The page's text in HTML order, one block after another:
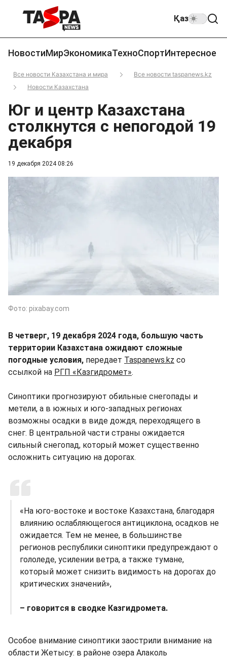
Қаз
НовостиМирЭкономикаТехноСпортИнтересное
Все новости Казахстана и мира
Все новости taspanews.kz
Новости Казахстана
19 декабря 2024 08:26
Юг и центр Казахстана
столкнутся с непогодой 19
декабря
Фото: pixabay.com
В четверг, 19 декабря 2024 года, большую часть
территории Казахстана ожидают сложные
погодные условия, передает Taspanews.kz со
ссылкой на РГП «Казгидромет».
Синоптики прогнозируют обильные снегопады и
метели, а в южных и юго-западных регионах
возможны осадки в виде дождя, переходящего в
снег. В центральной части страны ожидается
сильный снегопад, который может существенно
осложнить ситуацию на дорогах.
«На юго-востоке и востоке Казахстана, благодаря
влиянию ослабляющегося антициклона, осадков не
ожидается. Тем не менее, в большинстве
регионов республики синоптики предупреждают о
гололеде, усилении ветра, а также тумане,
который может снизить видимость на дорогах до
критических значений»,
– говорится в сводке Казгидромета.
Особое внимание синоптики заострили внимание на
области Жетысу: в районе озера Алаколь